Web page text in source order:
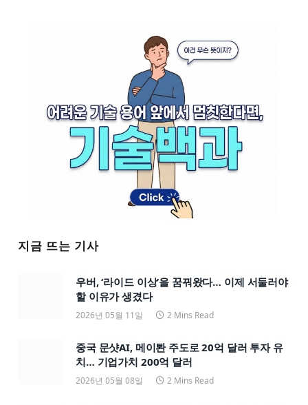
지금 뜨는 기사
우버, ‘라이드 이상’을 꿈꿔왔다… 이제 서둘러야
할 이유가 생겼다
2026년 05월 11일 2 Mins Read
중국 문샷AI, 메이퇀 주도로 20억 달러 투자 유
치… 기업가치 200억 달러
2026년 05월 08일 2 Mins Read